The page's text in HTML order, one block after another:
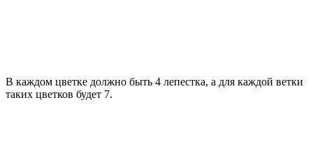
В каждом цветке должно быть 4 лепестка, а для каждой ветки
таких цветков будет 7.